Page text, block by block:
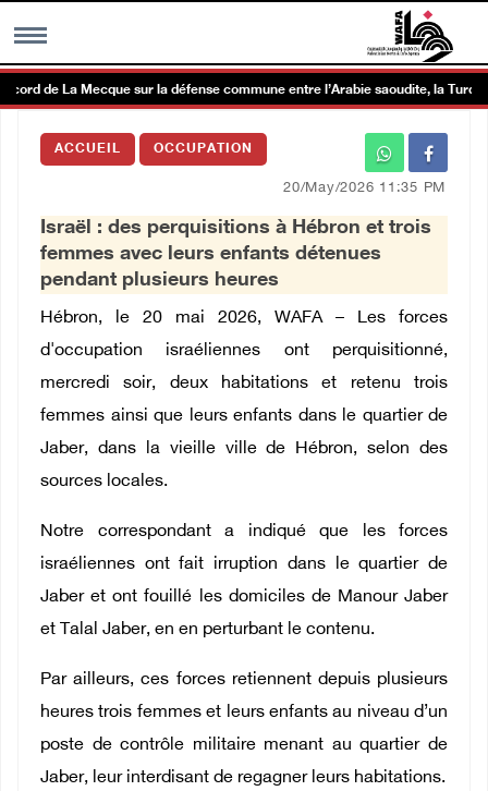
MENU
Galerie d’images
Centre palestinien
العربية
English
de La Mecque sur la défense commune entre l’Arabie saoudite, la Turquie
ACCUEIL OCCUPATION
20/May/2026 11:35 PM
Israël : des perquisitions à Hébron et trois
femmes avec leurs enfants détenues
pendant plusieurs heures
Hébron, le 20 mai 2026, WAFA – Les forces
d'occupation israéliennes ont perquisitionné,
mercredi soir, deux habitations et retenu trois
femmes ainsi que leurs enfants dans le quartier de
Jaber, dans la vieille ville de Hébron, selon des
sources locales.
Notre correspondant a indiqué que les forces
israéliennes ont fait irruption dans le quartier de
Jaber et ont fouillé les domiciles de Manour Jaber
et Talal Jaber, en en perturbant le contenu.
Par ailleurs, ces forces retiennent depuis plusieurs
heures trois femmes et leurs enfants au niveau d’un
poste de contrôle militaire menant au quartier de
Jaber, leur interdisant de regagner leurs habitations.